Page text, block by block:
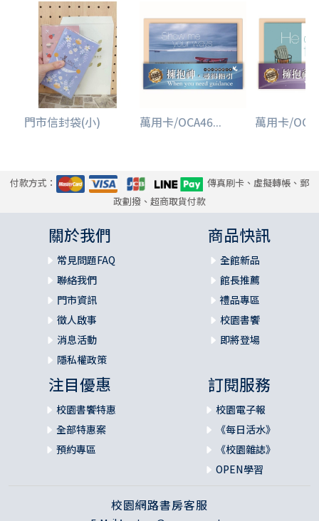
門市信封袋(小) 萬用卡/OCA46... 萬用卡/
付款方式：
傳真刷卡、虛擬轉帳、郵
政劃撥、超商取貨付款
關於我們
常見問題FAQ
聯絡我們
門市資訊
徵人啟事
消息活動
隱私權政策
商品快訊
全館新品
館長推薦
禮品專區
校園書饗
即將登場
注目優惠
校園書饗特惠
全部特惠案
預約專區
訂閱服務
校園電子報
《每日活水》
《校園雜誌》
OPEN學習
校園網路書房客服